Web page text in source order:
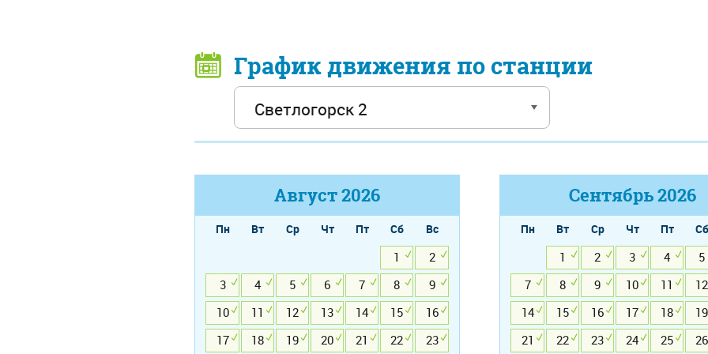
График движения по станции
Август2026
Пн Вт Ср Чт Пт Сб
Вс
1
2
3
4 5 6 7 8
9
10
11 12 13 14 15
16
17
18 19 20 21 22 23
Сентябрь2026
Пн Вт Ср Чт Пт Сб
1
2 3 4 5
7
8 9 10 11 12
14
15 16 17 18 19
21
22 23 24 25 26